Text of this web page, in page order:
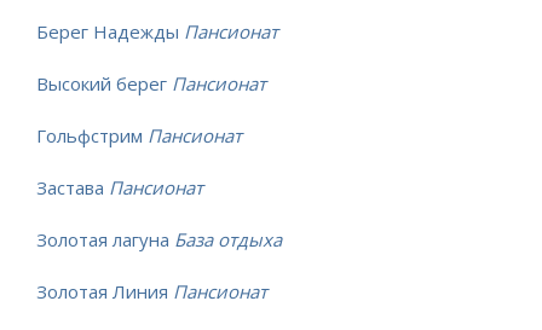
Берег Надежды Пансионат
Высокий берег Пансионат
Гольфстрим Пансионат
Застава Пансионат
Золотая лагуна База отдыха
Золотая Линия Пансионат